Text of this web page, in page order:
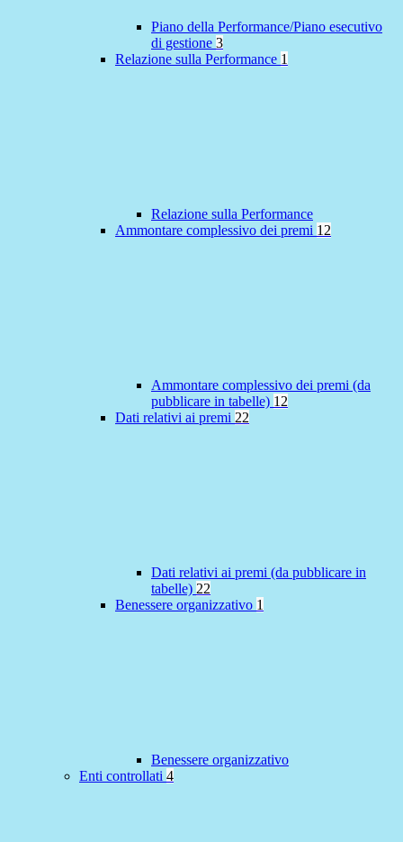
Piano della Performance/Piano esecutivo
di gestione 3
Relazione sulla Performance 1
Relazione sulla Performance
Ammontare complessivo dei premi 12
Ammontare complessivo dei premi (da
pubblicare in tabelle) 12
Dati relativi ai premi 22
Dati relativi ai premi (da pubblicare in
tabelle) 22
Benessere organizzativo 1
Benessere organizzativo
Enti controllati 4